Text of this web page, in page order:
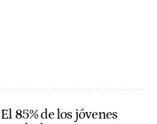
El 85% de los jóvenes